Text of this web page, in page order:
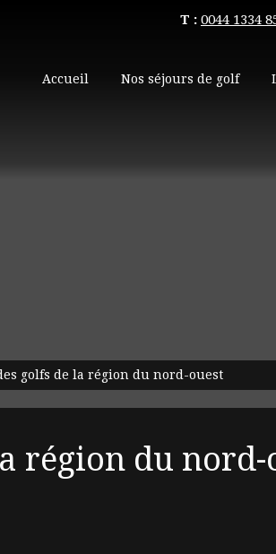
T : 0044 1334
Accueil Nos séjours de golf
golfs de la région du nord-ouest
région du nord-